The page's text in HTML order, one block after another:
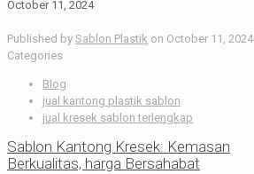
October 11, 2024
Published by Sablon Plastik on October 11, 2024
Categories
Blog
jual kantong plastik sablon
jual kresek sablon terlengkap
Sablon Kantong Kresek: Kemasan
Berkualitas, harga Bersahabat